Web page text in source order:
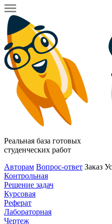
Реальная база готовых
студенческих работ
Авторам Вопрос-ответ Заказ
Контрольная
Решение задач
Курсовая
Реферат
Лабораторная
Чертеж